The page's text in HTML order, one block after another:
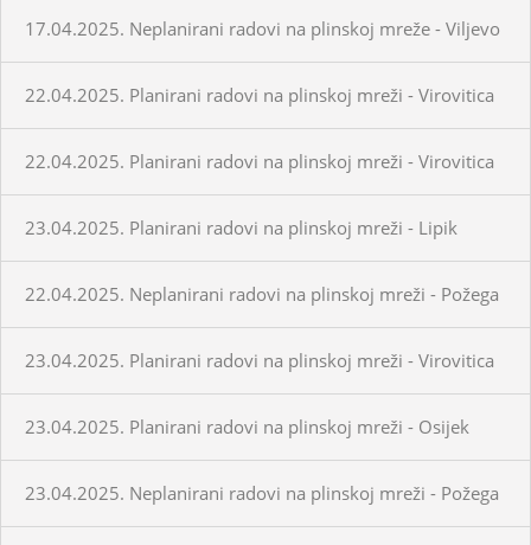
17.04.2025. Neplanirani radovi na plinskoj mreže - Viljevo
22.04.2025. Planirani radovi na plinskoj mreži - Virovitica
22.04.2025. Planirani radovi na plinskoj mreži - Virovitica
23.04.2025. Planirani radovi na plinskoj mreži - Lipik
22.04.2025. Neplanirani radovi na plinskoj mreži - Požega
23.04.2025. Planirani radovi na plinskoj mreži - Virovitica
23.04.2025. Planirani radovi na plinskoj mreži - Osijek
23.04.2025. Neplanirani radovi na plinskoj mreži - Požega